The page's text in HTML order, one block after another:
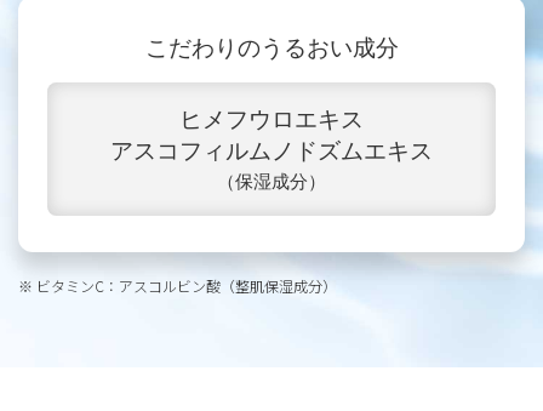
こだわりのうるおい成分
ヒメフウロエキス
アスコフィルムノドズムエキス
（保湿成分）
※ ビタミンC：アスコルビン酸（整肌保湿成分）